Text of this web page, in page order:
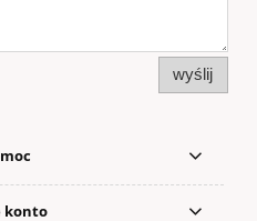
wyślij
konto